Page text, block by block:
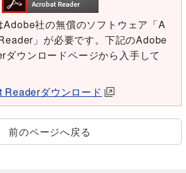
社の無償のソフトウェア「A
」が必要です。下記のAdobe
ウンロードページから入手して
ダウンロード
前のページへ戻る